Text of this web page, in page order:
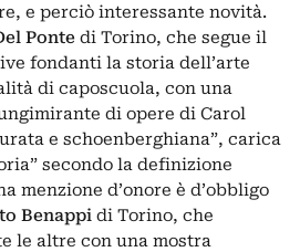
e perciò interessante novità.
Ponte di Torino, che segue il
fondanti la storia dell’arte
di caposcuola, con una
di opere di Carol
e schoenberghiana”, carica
secondo la definizione
menzione d’onore è d’obbligo
Benappi di Torino, che
le altre con una mostra